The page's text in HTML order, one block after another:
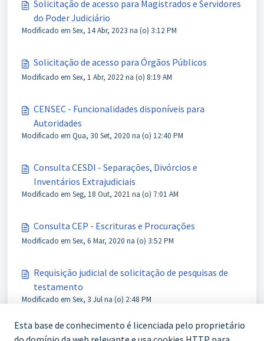
Solicitação de acesso para Magistrados e Servidores
do Poder Judiciário
Modificado em Sex, 14 Abr, 2023 na (o) 3:12 PM
Solicitação de acesso para Órgãos Públicos
Modificado em Sex, 1 Abr, 2022 na (o) 8:19 AM
CENSEC - Funcionalidades disponíveis para
Autoridades
Modificado em Qua, 30 Set, 2020 na (o) 12:40 PM
Consulta CESDI - Separações, Divórcios e
Inventários Extrajudiciais
Modificado em Seg, 18 Out, 2021 na (o) 7:01 AM
Consulta CEP - Escrituras e Procurações
Modificado em Sex, 6 Mar, 2020 na (o) 3:52 PM
Requisição judicial de solicitação de pesquisas de
testamento
Modificado em Sex, 3 Jul na (o) 2:48 PM
Esta base de conhecimento é licenciada pelo proprietário